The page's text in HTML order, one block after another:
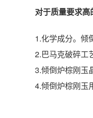
对于质量要求高
1.化学成分。倾
2.巴马克破碎工
3.倾倒炉棕刚玉
4.倾倒炉棕刚玉